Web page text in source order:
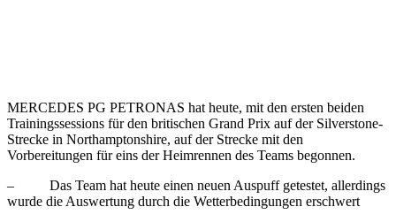
MERCEDES PG PETRONAS hat heute, mit den ersten beiden
Trainingssessions für den britischen Grand Prix auf der Silverstone-
Strecke in Northamptonshire, auf der Strecke mit den
Vorbereitungen für eins der Heimrennen des Teams begonnen.
– Das Team hat heute einen neuen Auspuff getestet, allerdings
wurde die Auswertung durch die Wetterbedingungen erschwert